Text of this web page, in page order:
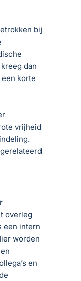
bij
dan
korte
vrijheid
overleg
een intern
worden
en